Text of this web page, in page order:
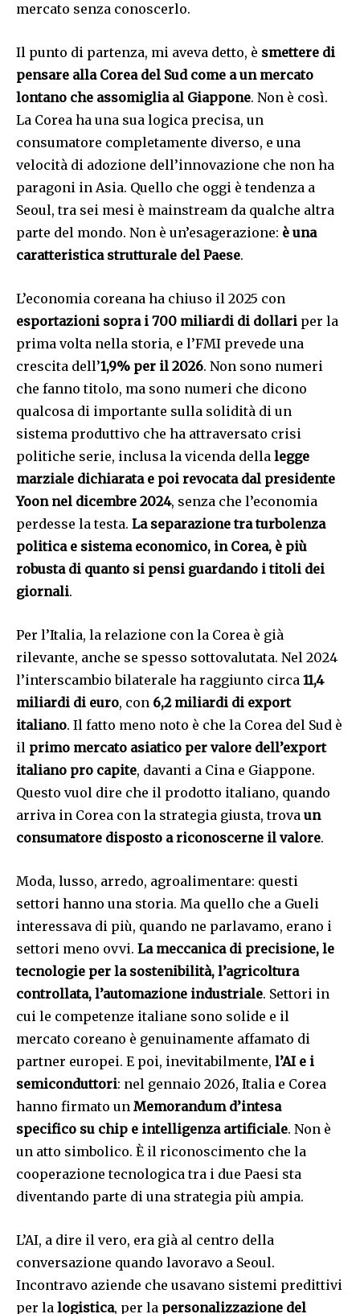
mercato senza conoscerlo.
Il punto di partenza, mi aveva detto, è smettere di
pensare alla Corea del Sud come a un mercato
lontano che assomiglia al Giappone. Non è così.
La Corea ha una sua logica precisa, un
consumatore completamente diverso, e una
velocità di adozione dell’innovazione che non ha
paragoni in Asia. Quello che oggi è tendenza a
Seoul, tra sei mesi è mainstream da qualche altra
parte del mondo. Non è un’esagerazione: è una
caratteristica strutturale del Paese.
L’economia coreana ha chiuso il 2025 con
esportazioni sopra i 700 miliardi di dollari per la
prima volta nella storia, e l’FMI prevede una
crescita dell’1,9% per il 2026. Non sono numeri
che fanno titolo, ma sono numeri che dicono
qualcosa di importante sulla solidità di un
sistema produttivo che ha attraversato crisi
politiche serie, inclusa la vicenda della legge
marziale dichiarata e poi revocata dal presidente
Yoon nel dicembre 2024, senza che l’economia
perdesse la testa. La separazione tra turbolenza
politica e sistema economico, in Corea, è più
robusta di quanto si pensi guardando i titoli dei
giornali.
Per l’Italia, la relazione con la Corea è già
rilevante, anche se spesso sottovalutata. Nel 2024
l’interscambio bilaterale ha raggiunto circa 11,4
miliardi di euro, con 6,2 miliardi di export
italiano. Il fatto meno noto è che la Corea del Sud è
il primo mercato asiatico per valore dell’export
italiano pro capite, davanti a Cina e Giappone.
Questo vuol dire che il prodotto italiano, quando
arriva in Corea con la strategia giusta, trova un
consumatore disposto a riconoscerne il valore.
Moda, lusso, arredo, agroalimentare: questi
settori hanno una storia. Ma quello che a Gueli
interessava di più, quando ne parlavamo, erano i
settori meno ovvi. La meccanica di precisione, le
tecnologie per la sostenibilità, l’agricoltura
controllata, l’automazione industriale. Settori in
cui le competenze italiane sono solide e il
mercato coreano è genuinamente affamato di
partner europei. E poi, inevitabilmente, l’AI e i
semiconduttori: nel gennaio 2026, Italia e Corea
hanno firmato un Memorandum d’intesa
specifico su chip e intelligenza artificiale. Non è
un atto simbolico. È il riconoscimento che la
cooperazione tecnologica tra i due Paesi sta
diventando parte di una strategia più ampia.
L’AI, a dire il vero, era già al centro della
conversazione quando lavoravo a Seoul.
Incontravo aziende che usavano sistemi predittivi
per la logistica, per la personalizzazione del